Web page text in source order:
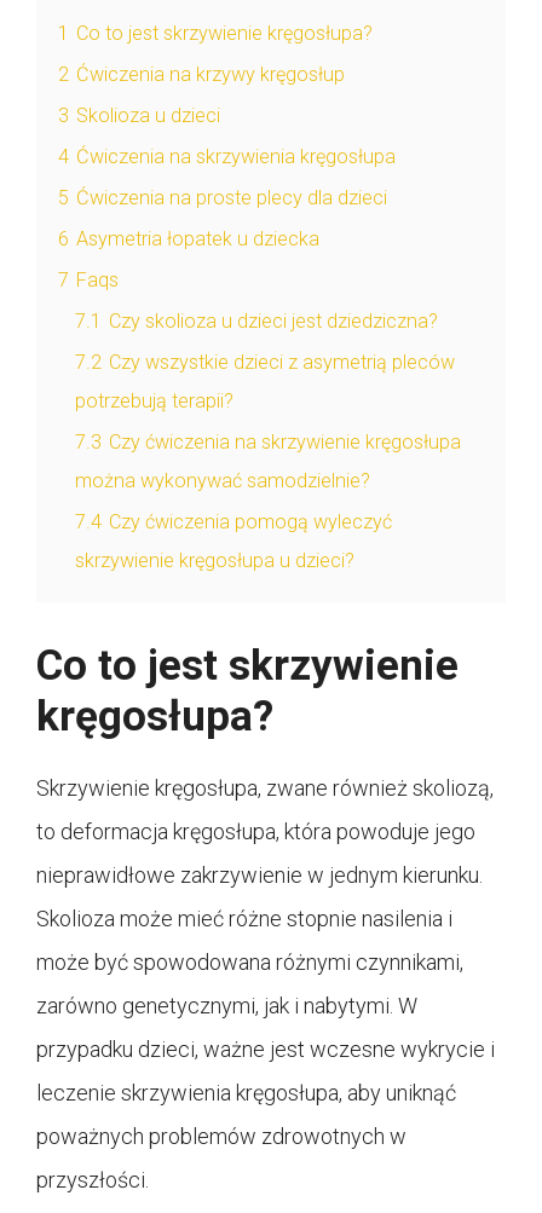
1 Co to jest skrzywienie kręgosłupa?
2 Ćwiczenia na krzywy kręgosłup
3 Skolioza u dzieci
4 Ćwiczenia na skrzywienia kręgosłupa
5 Ćwiczenia na proste plecy dla dzieci
6 Asymetria łopatek u dziecka
7 Faqs
7.1 Czy skolioza u dzieci jest dziedziczna?
7.2 Czy wszystkie dzieci z asymetrią pleców
potrzebują terapii?
7.3 Czy ćwiczenia na skrzywienie kręgosłupa
można wykonywać samodzielnie?
7.4 Czy ćwiczenia pomogą wyleczyć
skrzywienie kręgosłupa u dzieci?
Co to jest skrzywienie
kręgosłupa?
Skrzywienie kręgosłupa, zwane również skoliozą,
to deformacja kręgosłupa, która powoduje jego
nieprawidłowe zakrzywienie w jednym kierunku.
Skolioza może mieć różne stopnie nasilenia i
może być spowodowana różnymi czynnikami,
zarówno genetycznymi, jak i nabytymi. W
przypadku dzieci, ważne jest wczesne wykrycie i
leczenie skrzywienia kręgosłupa, aby uniknąć
poważnych problemów zdrowotnych w
przyszłości.